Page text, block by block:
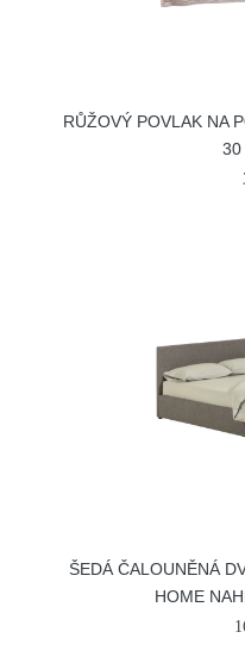
RŮŽOVÝ POVLAK NA
30
ŠEDÁ ČALOUNĚNÁ
HOME